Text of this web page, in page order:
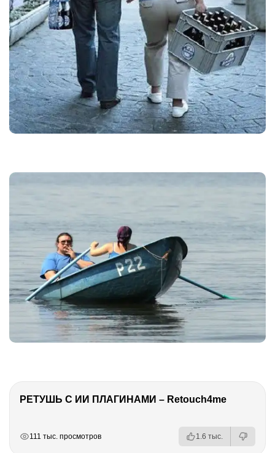
РЕТУШЬ С ИИ ПЛАГИНАМИ – Retouch4me
111 тыс. просмотров 1.6 тыс.